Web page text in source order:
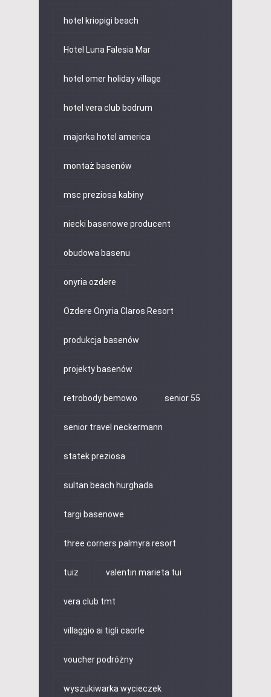
hotel kriopigi beach
Hotel Luna Falesia Mar
hotel omer holiday village
hotel vera club bodrum
majorka hotel america
montaż basenów
msc preziosa kabiny
niecki basenowe producent
obudowa basenu
onyria ozdere
Ozdere Onyria Claros Resort
produkcja basenów
projekty basenów
retrobody bemowo senior 55
senior travel neckermann
statek preziosa
sultan beach hurghada
targi basenowe
three corners palmyra resort
tuiz valentin marieta tui
vera club tmt
villaggio ai tigli caorle
voucher podróżny
wyszukiwarka wycieczek